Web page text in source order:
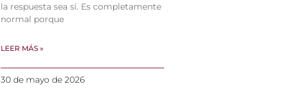
la respuesta sea sí. Es completamente
normal porque
LEER MÁS »
30 de mayo de 2026